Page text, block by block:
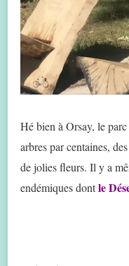
Hé bien à Orsay, le
arbres par centaines,
de jolies fleurs. Il y a
endémiques dontle